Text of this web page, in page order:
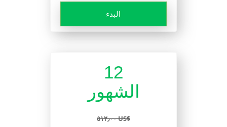
البدء
12
الشهور
٥١٢٫٠٠ US$